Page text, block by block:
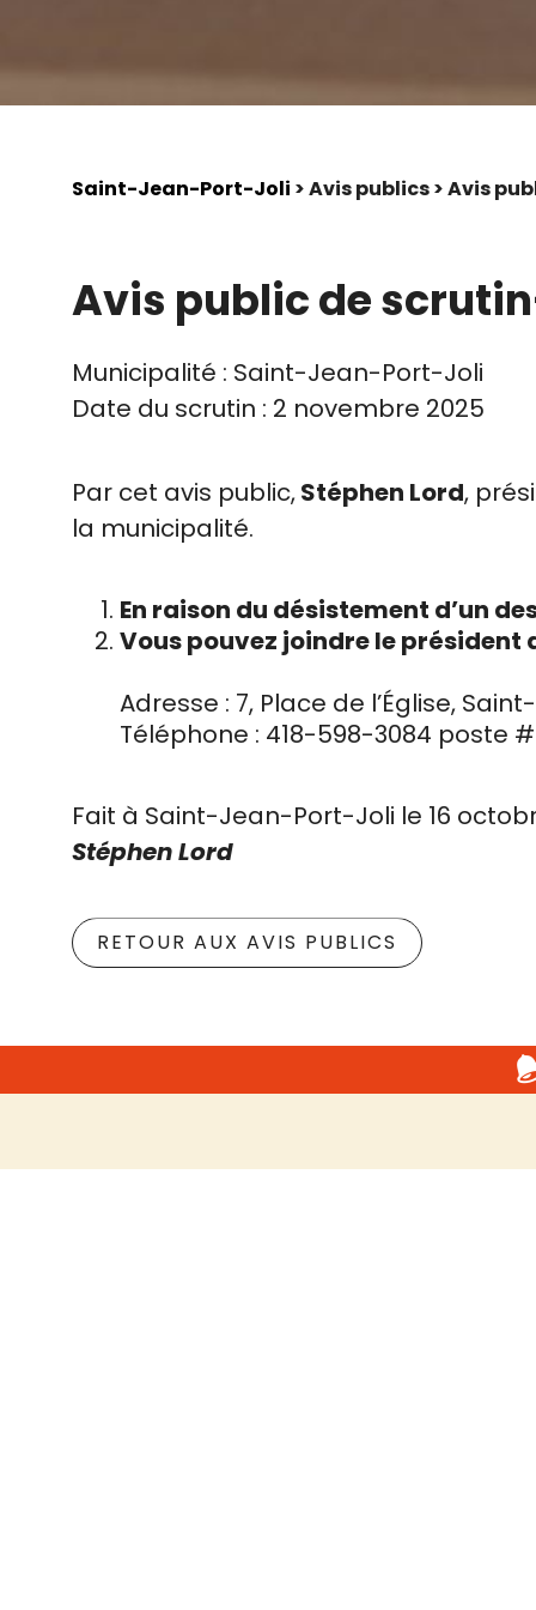
Saint-Jean-Port-Joli > Avis publics > Avis
Avis public de
Municipalité : Saint-Jean-Port-Joli
Date du scrutin : 2 novembre 2025
Par cet avis public,Stéphen Lord,
la municipalité.
En raison du désistement d’un
Vous pouvez joindre le président
Adresse : 7, Place de l’Église,
Téléphone : 418-598-3084 poste
Fait à Saint-Jean-Port-Joli le 16
Stéphen Lord
RETOUR AUX AVIS PUBLICS